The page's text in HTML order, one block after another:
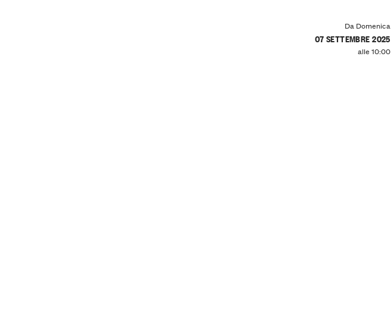
Da Domenica
07 SETTEMBRE 2025
alle 10:00